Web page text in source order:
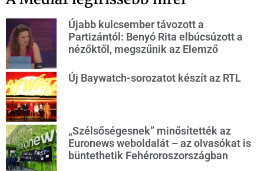
Újabb kulcsember távozott a
Partizántól: Benyó Rita elbúcsúzott a
nézőktől, megszűnik az Elemző
Új Baywatch-sorozatot készít az RTL
„Szélsőségesnek” minősítették az
Euronews weboldalát – az olvasókat is
büntethetik Fehéroroszországban